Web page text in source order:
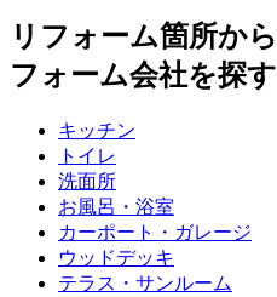
リフォーム箇所から
フォーム会社を探す
キッチン
トイレ
洗面所
お風呂・浴室
カーポート・ガレージ
ウッドデッキ
テラス・サンルーム